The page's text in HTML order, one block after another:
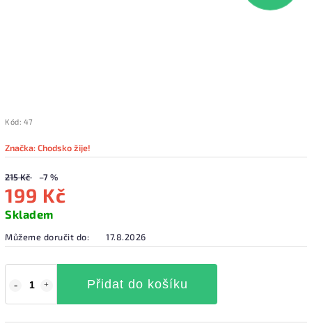
Kód: 47
Značka:Chodsko žije!
215 Kč –7 %
199 Kč
Skladem
Můžeme doručit do: 17.8.2026
Přidat do košíku